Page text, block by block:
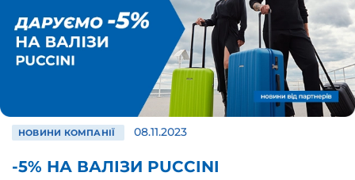
НОВИНИ КОМПАНІЇ 08.11.2023
-5% НА ВАЛІЗИ PUCCINI